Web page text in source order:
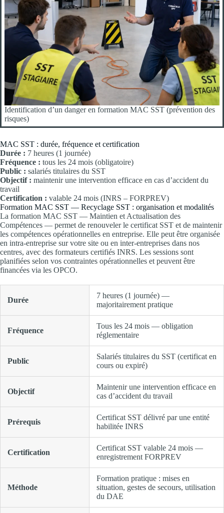
Identification d’un danger en formation MAC SST (prévention des
risques)
MAC SST : durée, fréquence et certification
Durée : 7 heures (1 journée)
Fréquence : tous les 24 mois (obligatoire)
Public : salariés titulaires du SST
Objectif : maintenir une intervention efficace en cas d’accident du
travail
Certification : valable 24 mois (INRS – FORPREV)
Formation MAC SST — Recyclage SST : organisation et modalités
La formation MAC SST — Maintien et Actualisation des
Compétences — permet de renouveler le certificat SST et de maintenir
les compétences opérationnelles en entreprise. Elle peut être organisée
en intra-entreprise sur votre site ou en inter-entreprises dans nos
centres, avec des formateurs certifiés INRS. Les sessions sont
planifiées selon vos contraintes opérationnelles et peuvent être
financées via les OPCO.
Durée
7 heures (1 journée) —
majoritairement pratique
Fréquence
Tous les 24 mois — obligation
réglementaire
Public
Salariés titulaires du SST (certificat en
cours ou expiré)
Objectif
Maintenir une intervention efficace en
cas d’accident du travail
Prérequis
Certificat SST délivré par une entité
habilitée INRS
Certification
Certificat SST valable 24 mois —
enregistrement FORPREV
Méthode
Formation pratique : mises en
situation, gestes de secours, utilisation
du DAE